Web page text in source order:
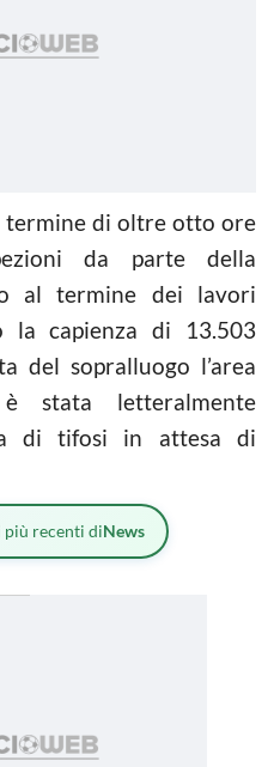
termine di oltre otto ore
da parte della
al termine dei lavori
la capienza di 13.503
del sopralluogo l’area
stata letteralmente
di tifosi in attesa di
più recenti diNews